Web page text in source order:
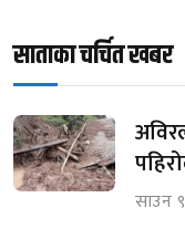
साताका चर्चित खबर
साउन